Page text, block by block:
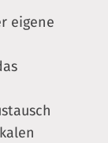
eigene